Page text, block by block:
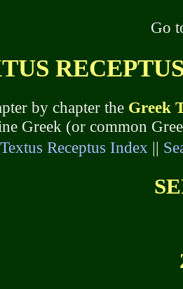
Go
by chapter the Greek
Greek (or common
Textus Receptus Index ||